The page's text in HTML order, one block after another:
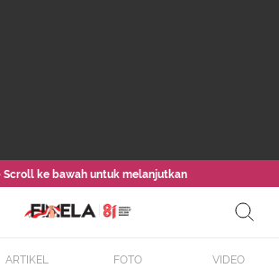
Scroll ke bawah untuk melanjutkan
ARTIKEL FOTO VIDEO